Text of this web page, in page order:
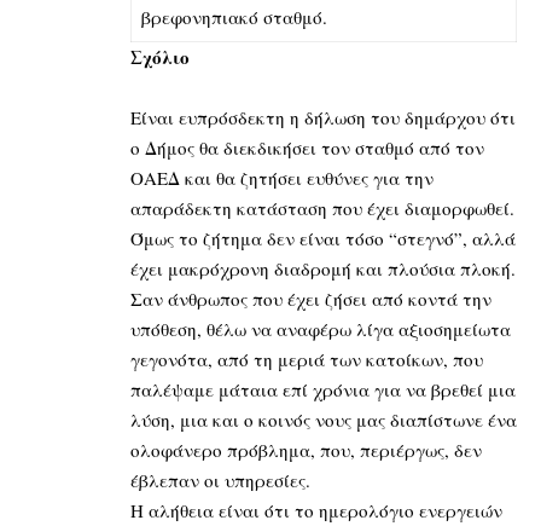
βρεφονηπιακό σταθμό.
Σχόλιο
Είναι ευπρόσδεκτη η δήλωση του δημάρχου ότι
ο Δήμος θα διεκδικήσει τον σταθμό από τον
ΟΑΕΔ και θα ζητήσει ευθύνες για την
απαράδεκτη κατάσταση που έχει διαμορφωθεί.
Όμως το ζήτημα δεν είναι τόσο “στεγνό”, αλλά
έχει μακρόχρονη διαδρομή και πλούσια πλοκή.
Σαν άνθρωπος που έχει ζήσει από κοντά την
υπόθεση, θέλω να αναφέρω λίγα αξιοσημείωτα
γεγονότα, από τη μεριά των κατοίκων, που
παλέψαμε μάταια επί χρόνια για να βρεθεί μια
λύση, μια και ο κοινός νους μας διαπίστωνε ένα
ολοφάνερο πρόβλημα, που, περιέργως, δεν
έβλεπαν οι υπηρεσίες.
Η αλήθεια είναι ότι το ημερολόγιο ενεργειών